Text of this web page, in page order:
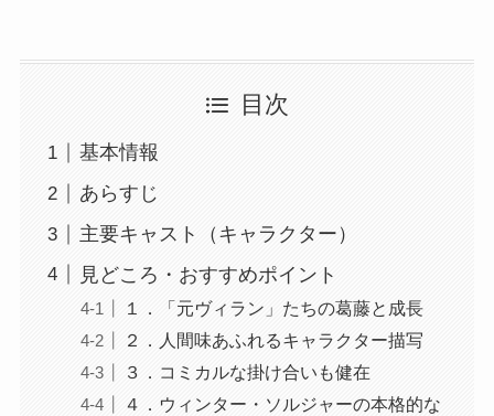
目次
基本情報
あらすじ
主要キャスト（キャラクター）
見どころ・おすすめポイント
１．「元ヴィラン」たちの葛藤と成長
２．人間味あふれるキャラクター描写
３．コミカルな掛け合いも健在
４．ウィンター・ソルジャーの本格的な